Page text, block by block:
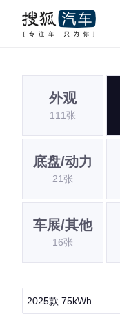
外观
111张
底盘/动力
21张
车展/其他
16张
2025款 75kWh